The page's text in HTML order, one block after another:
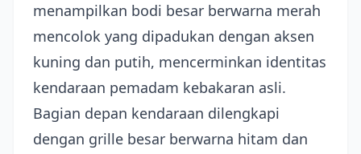
menampilkan bodi besar berwarna merah
mencolok yang dipadukan dengan aksen
kuning dan putih, mencerminkan identitas
kendaraan pemadam kebakaran asli.
Bagian depan kendaraan dilengkapi
dengan grille besar berwarna hitam dan